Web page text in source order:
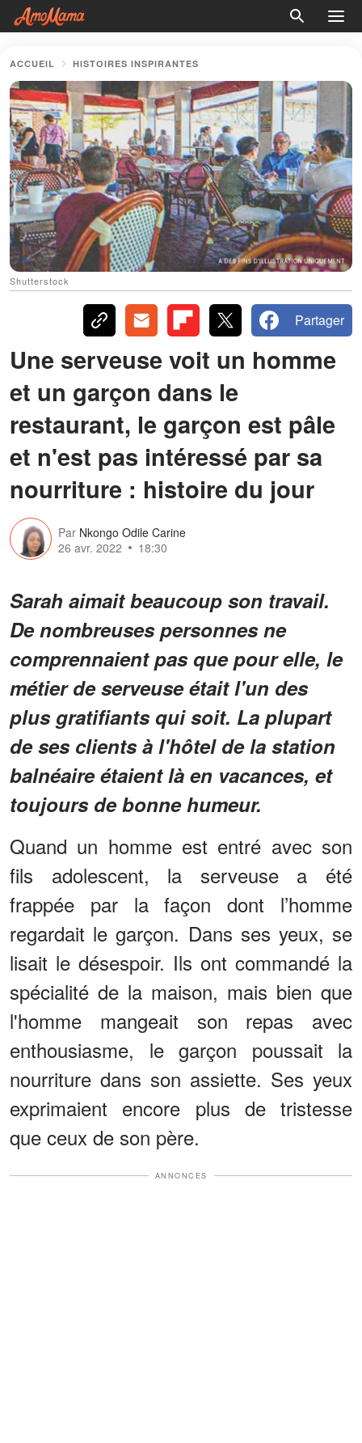
ACCUEIL HISTOIRES INSPIRANTES
Shutterstock
Partager
Une serveuse voit un homme
et un garçon dans le
restaurant, le garçon est pâle
et n'est pas intéressé par sa
nourriture : histoire du jour
Par Nkongo Odile Carine
26 avr. 2022
18:30
Sarah aimait beaucoup son travail.
De nombreuses personnes ne
comprennaient pas que pour elle, le
métier de serveuse était l'un des
plus gratifiants qui soit. La plupart
de ses clients à l'hôtel de la station
balnéaire étaient là en vacances, et
toujours de bonne humeur.
Quand un homme est entré avec son
fils adolescent, la serveuse a été
frappée par la façon dont l’homme
regardait le garçon. Dans ses yeux, se
lisait le désespoir. Ils ont commandé la
spécialité de la maison, mais bien que
l'homme mangeait son repas avec
enthousiasme, le garçon poussait la
nourriture dans son assiette. Ses yeux
exprimaient encore plus de tristesse
que ceux de son père.
ANNONCES